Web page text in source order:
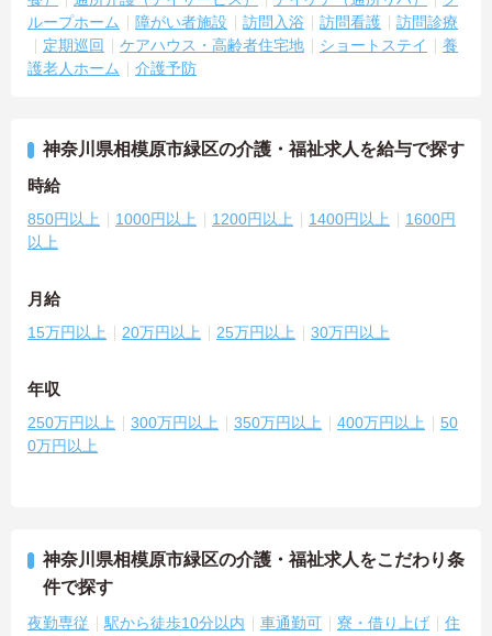
ループホーム
障がい者施設 訪問入浴 訪問看護
訪問診療
定期巡回
ケアハウス・高齢者住宅地 ショートステイ
養
護老人ホーム
介護予防
神奈川県相模原市緑区の介護・福祉求人を給与で探す
時給
850円以上 1000円以上 1200円以上 1400円以上
1600円
以上
月給
15万円以上 20万円以上 25万円以上 30万円以上
年収
250万円以上 300万円以上 350万円以上 400万円以上
50
0万円以上
神奈川県相模原市緑区の介護・福祉求人をこだわり条
件で探す
夜勤専従 駅から徒歩10分以内 車通勤可 寮・借り上げ
住